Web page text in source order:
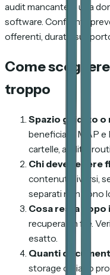
audit mancante o una
software. Confronta
offerenti, durata,
Come
troppo
Spazio guidato
beneficia di MAP e
cartelle, audit e
Chi deve vedere
contenuti diversi,
separati non sono
Cosa resta dopo
recupera un file.
esatto.
Quanti
storage o piano